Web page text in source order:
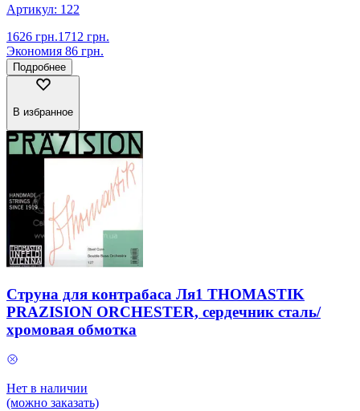
Артикул: 122
1626 грн.1712 грн.
Экономия 86 грн.
Подробнее
В избранное
Струна для контрабаса Ля1 THOMASTIK
PRAZISION ORCHESTER, сердечник сталь/
хромовая обмотка
Нет в наличии
(можно заказать)